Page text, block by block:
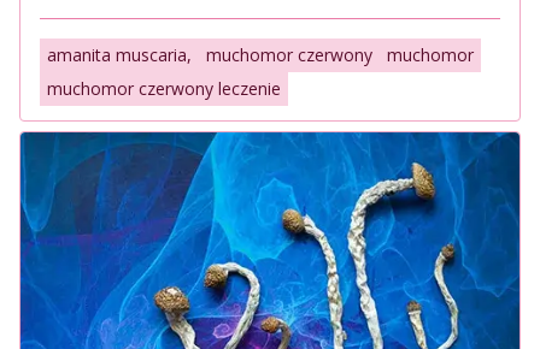
amanita muscaria, muchomor czerwony
muchomor
muchomor czerwony leczenie